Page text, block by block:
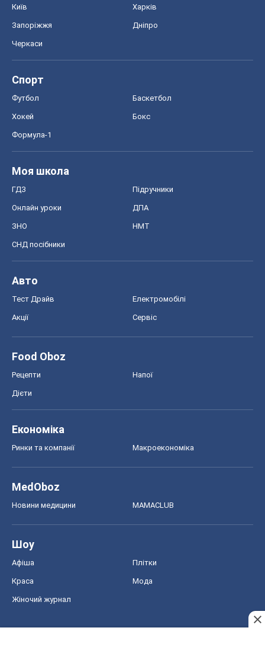
Київ Харків
Запоріжжя Дніпро
Черкаси
Спорт
Футбол Баскетбол
Хокей Бокс
Формула-1
Моя школа
ГДЗ Підручники
Онлайн уроки ДПА
ЗНО НМТ
СНД посібники
Авто
Тест Драйв Електромобілі
Акції Сервіс
Food Oboz
Рецепти Напої
Дієти
Економіка
Ринки та компанії Макроекономіка
MedOboz
Новини медицини MAMACLUB
Шоу
Афіша Плітки
Краса Мода
Жіночий журнал